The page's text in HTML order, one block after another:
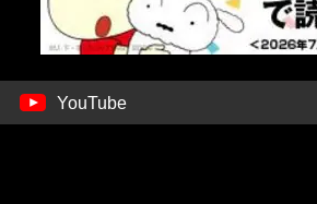
YouTube